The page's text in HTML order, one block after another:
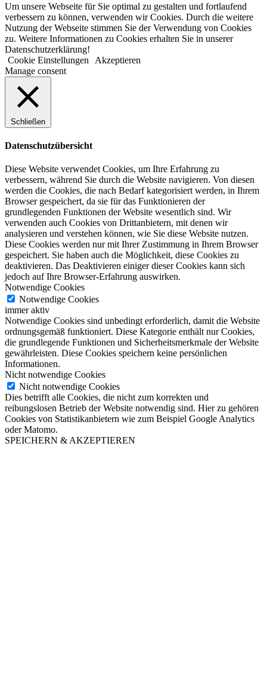
Um unsere Webseite für Sie optimal zu gestalten und fortlaufend
verbessern zu können, verwenden wir Cookies. Durch die weitere
Nutzung der Webseite stimmen Sie der Verwendung von Cookies
zu. Weitere Informationen zu Cookies erhalten Sie in unserer
Datenschutzerklärung!
Cookie Einstellungen
Akzeptieren
Manage consent
Schließen
Datenschutzübersicht
Diese Website verwendet Cookies, um Ihre Erfahrung zu
verbessern, während Sie durch die Website navigieren. Von diesen
werden die Cookies, die nach Bedarf kategorisiert werden, in Ihrem
Browser gespeichert, da sie für das Funktionieren der
grundlegenden Funktionen der Website wesentlich sind. Wir
verwenden auch Cookies von Drittanbietern, mit denen wir
analysieren und verstehen können, wie Sie diese Website nutzen.
Diese Cookies werden nur mit Ihrer Zustimmung in Ihrem Browser
gespeichert. Sie haben auch die Möglichkeit, diese Cookies zu
deaktivieren. Das Deaktivieren einiger dieser Cookies kann sich
jedoch auf Ihre Browser-Erfahrung auswirken.
Notwendige Cookies
Notwendige Cookies
immer aktiv
Notwendige Cookies sind unbedingt erforderlich, damit die Website
ordnungsgemäß funktioniert. Diese Kategorie enthält nur Cookies,
die grundlegende Funktionen und Sicherheitsmerkmale der Website
gewährleisten. Diese Cookies speichern keine persönlichen
Informationen.
Nicht notwendige Cookies
Nicht notwendige Cookies
Dies betrifft alle Cookies, die nicht zum korrekten und
reibungslosen Betrieb der Website notwendig sind. Hier zu gehören
Cookies von Statistikanbietern wie zum Beispiel Google Analytics
oder Matomo.
SPEICHERN & AKZEPTIEREN